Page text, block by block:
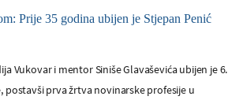
Prije 35 godina ubijen je Stjepan Penić
Vukovar i mentor Siniše Glavaševića ubijen je 6.
postavši prva žrtva novinarske profesije u